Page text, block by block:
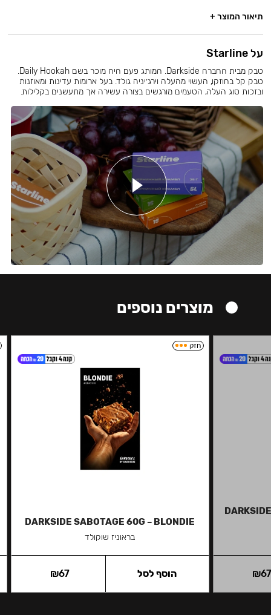
תיאור המוצר +
על Starline
טבק מבית החברה Darkside. המותג פעם היה מוכר בשם Daily Hookah.
טבק קל בחוזקו, העשוי מהעלה וירג׳יניה גולד. בעל ארומות עדינות ומאוזנות
ובזכות סוג העלה, הטעמים מורגשים בצורה עשירה אך מתעשנים בקלילות.
מוצרים נוספים
₪
חזק
DARKSIDE SABOTAGE 60G – BLONDIE
בראוניז שוקולד
₪67 הוסף לסל